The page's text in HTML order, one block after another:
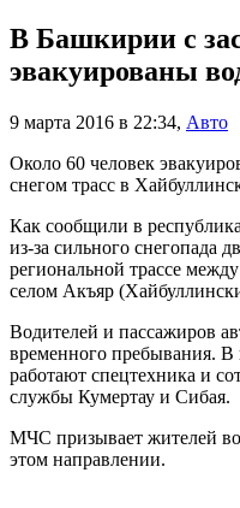
В Башкирии с
эвакуированы
9 марта 2016 в 22:34, Авто
Около 60 человек
снегом трасс в
Как сообщили в
из-за сильного снегопада
региональной трассе
селом Акъяр
Водителей и пассажиров
временного пребывания. В
работают спецтехника и
службы Кумертау и Сибая.
МЧС призывает жителей
этом направлении.